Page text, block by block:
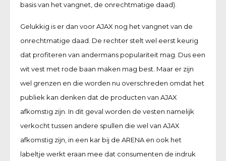
basis van het vangnet, de onrechtmatige daad).
Gelukkig is er dan voor AJAX nog het vangnet van de
onrechtmatige daad. De rechter stelt wel eerst keurig
dat profiteren van andermans populariteit mag. Dus een
wit vest met rode baan maken mag best. Maar er zijn
wel grenzen en die worden nu overschreden omdat het
publiek kan denken dat de producten van AJAX
afkomstig zijn. In dit geval worden de vesten namelijk
verkocht tussen andere spullen die wel van AJAX
afkomstig zijn, in een kar bij de ARENA en ook het
labeltje werkt eraan mee dat consumenten de indruk